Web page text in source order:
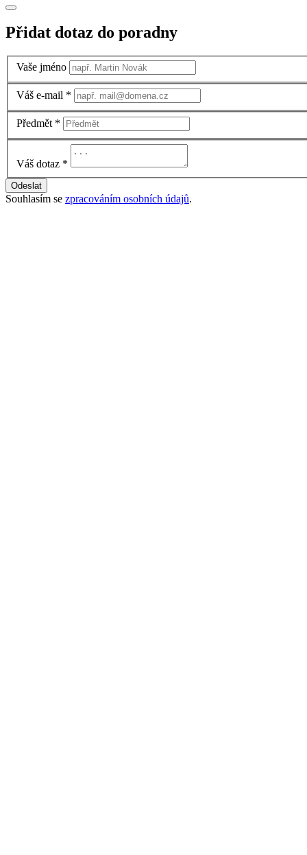
Přidat dotaz do poradny
Vaše jméno
Váš e-mail *
Předmět *
Váš dotaz *
Odeslat
Souhlasím se zpracováním osobních údajů.